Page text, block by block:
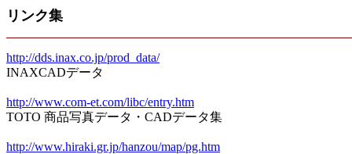
リンク集
http://dds.inax.co.jp/prod_data/
INAXCADデータ
http://www.com-et.com/libc/entry.htm
TOTO 商品写真データ・CADデータ集
http://www.hiraki.gr.jp/hanzou/map/pg.htm